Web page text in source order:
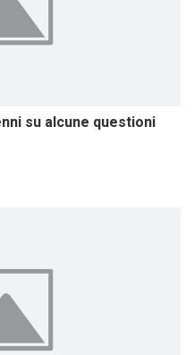
su alcune questioni